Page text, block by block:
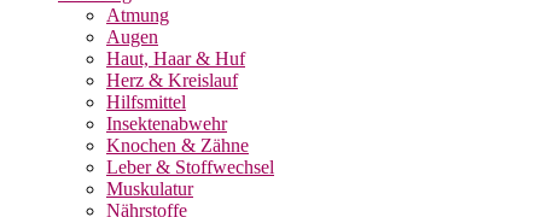
Atmung
Augen
Haut, Haar & Huf
Herz & Kreislauf
Hilfsmittel
Insektenabwehr
Knochen & Zähne
Leber & Stoffwechsel
Muskulatur
Nährstoffe